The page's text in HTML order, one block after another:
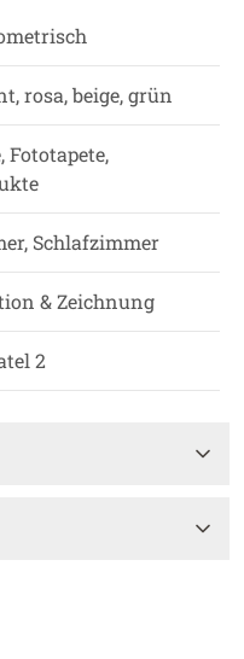
rosa, beige, grün
Fototapete,
Schlafzimmer
& Zeichnung
2